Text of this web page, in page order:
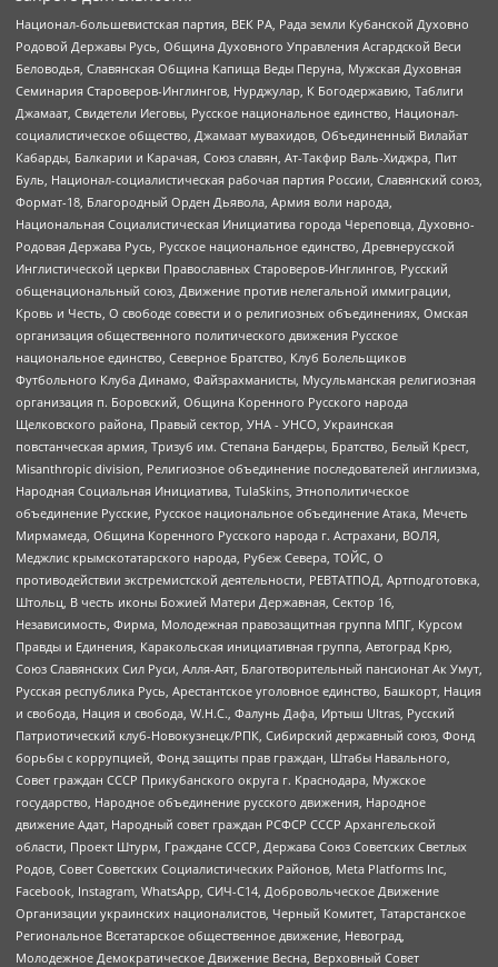
Национал-большевистская партия, ВЕК РА, Рада земли Кубанской Духовно
Родовой Державы Русь, Община Духовного Управления Асгардской Веси
Беловодья, Славянская Община Капища Веды Перуна, Мужская Духовная
Семинария Староверов-Инглингов, Нурджулар, К Богодержавию, Таблиги
Джамаат, Свидетели Иеговы, Русское национальное единство, Национал-
социалистическое общество, Джамаат мувахидов, Объединенный Вилайат
Кабарды, Балкарии и Карачая, Союз славян, Ат-Такфир Валь-Хиджра, Пит
Буль, Национал-социалистическая рабочая партия России, Славянский союз,
Формат-18, Благородный Орден Дьявола, Армия воли народа,
Национальная Социалистическая Инициатива города Череповца, Духовно-
Родовая Держава Русь, Русское национальное единство, Древнерусской
Инглистической церкви Православных Староверов-Инглингов, Русский
общенациональный союз, Движение против нелегальной иммиграции,
Кровь и Честь, О свободе совести и о религиозных объединениях, Омская
организация общественного политического движения Русское
национальное единство, Северное Братство, Клуб Болельщиков
Футбольного Клуба Динамо, Файзрахманисты, Мусульманская религиозная
организация п. Боровский, Община Коренного Русского народа
Щелковского района, Правый сектор, УНА - УНСО, Украинская
повстанческая армия, Тризуб им. Степана Бандеры, Братство, Белый Крест,
Misanthropic division, Религиозное объединение последователей инглиизма,
Народная Социальная Инициатива, TulaSkins, Этнополитическое
объединение Русские, Русское национальное объединение Атака, Мечеть
Мирмамеда, Община Коренного Русского народа г. Астрахани, ВОЛЯ,
Меджлис крымскотатарского народа, Рубеж Севера, ТОЙС, О
противодействии экстремистской деятельности, РЕВТАТПОД, Артподготовка,
Штольц, В честь иконы Божией Матери Державная, Сектор 16,
Независимость, Фирма, Молодежная правозащитная группа МПГ, Курсом
Правды и Единения, Каракольская инициативная группа, Автоград Крю,
Союз Славянских Сил Руси, Алля-Аят, Благотворительный пансионат Ак Умут,
Русская республика Русь, Арестантское уголовное единство, Башкорт, Нация
и свобода, Нация и свобода, W.H.С., Фалунь Дафа, Иртыш Ultras, Русский
Патриотический клуб-Новокузнецк/РПК, Сибирский державный союз, Фонд
борьбы с коррупцией, Фонд защиты прав граждан, Штабы Навального,
Совет граждан СССР Прикубанского округа г. Краснодара, Мужское
государство, Народное объединение русского движения, Народное
движение Адат, Народный совет граждан РСФСР СССР Архангельской
области, Проект Штурм, Граждане СССР, Держава Союз Советских Светлых
Родов, Совет Советских Социалистических Районов, Meta Platforms Inc,
Facebook, Instagram, WhatsApp, СИЧ-С14, Добровольческое Движение
Организации украинских националистов, Черный Комитет, Татарстанское
Региональное Всетатарское общественное движение, Невоград,
Молодежное Демократическое Движение Весна, Верховный Совет